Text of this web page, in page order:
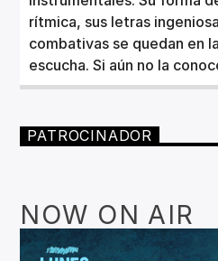
rítmica, sus letras
combativas se quedan en
escucha. Si aún no la
PATROCINADOR
NOW ON AIR